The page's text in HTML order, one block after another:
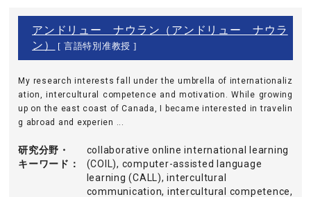
アンドリュー ナウラン（アンドリュー ナウラ
ン）
[ 言語特別准教授 ]
My research interests fall under the umbrella of internationaliz
ation, intercultural competence and motivation. While growing
up on the east coast of Canada, I became interested in travelin
g abroad and experien ...
研究分野・
キーワード
collaborative online international learning
(COIL), computer-assisted language
learning (CALL), intercultural
communication, intercultural competence,